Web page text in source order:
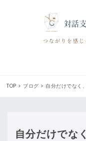
対話
つながりを感
TOP > ブログ > 自分だけでなく
自分だけでな